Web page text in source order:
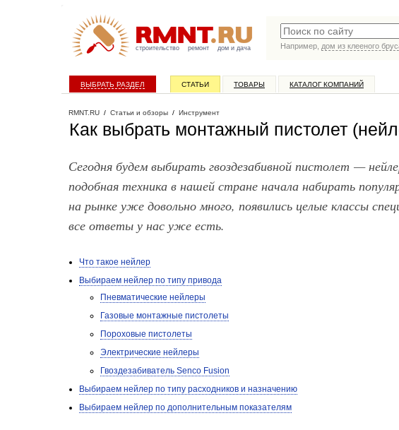
строительство ремонт дом и дача
Например, дом из клееного
ВЫБРАТЬ РАЗДЕЛ СТАТЬИ ТОВАРЫ КАТАЛОГ КОМПАНИЙ
RMNT.RU / Статьи и обзоры / Инструмент
Как выбрать монтажный пистолет
Сегодня будем выбирать гвоздезабивной пистолет —
подобная техника в нашей стране начала набирать
на рынке уже довольно много, появились целые классы
все ответы у нас уже есть.
Что такое нейлер
Выбираем нейлер по типу привода
Пневматические нейлеры
Газовые монтажные пистолеты
Пороховые пистолеты
Электрические нейлеры
Гвоздезабиватель Senco Fusion
Выбираем нейлер по типу расходников и назначению
Выбираем нейлер по дополнительным показателям